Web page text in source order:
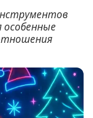
особенные